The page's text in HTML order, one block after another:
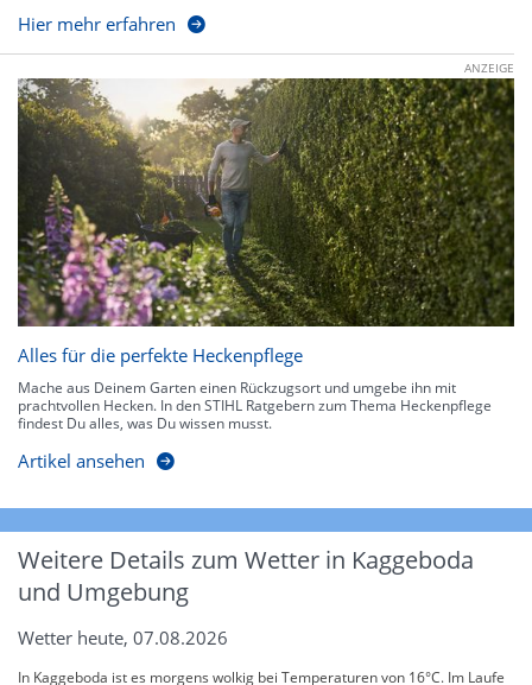
Hier mehr erfahren
ANZEIGE
Alles für die perfekte Heckenpflege
Mache aus Deinem Garten einen Rückzugsort und umgebe ihn mit
prachtvollen Hecken. In den STIHL Ratgebern zum Thema Heckenpflege
findest Du alles, was Du wissen musst.
Artikel ansehen
Weitere Details zum Wetter in Kaggeboda
und Umgebung
Wetter heute, 07.08.2026
In Kaggeboda ist es morgens wolkig bei Temperaturen von 16°C. Im Laufe